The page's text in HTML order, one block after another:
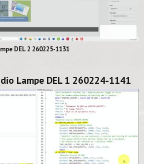
DEL 2 260225-1131
Lampe DEL 1 260224-1141